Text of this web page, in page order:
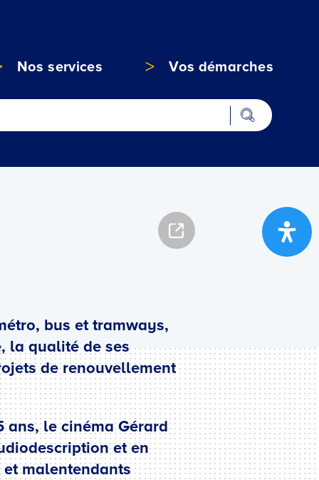
Nos services Vos démarches
bus et tramways,
la qualité de ses
de renouvellement
ans, le cinéma Gérard
et en
et malentendants